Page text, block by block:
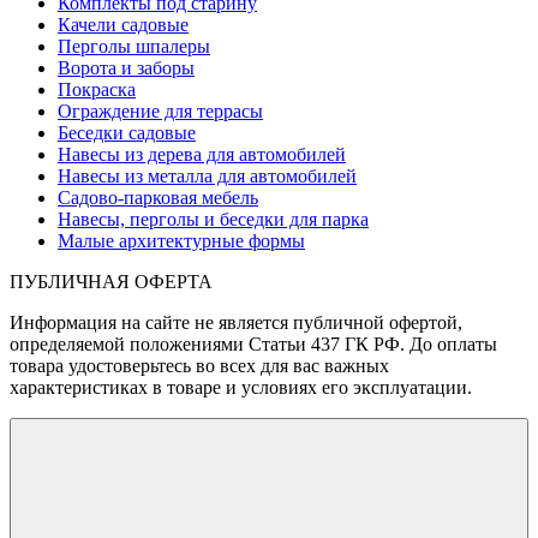
Качели садовые
Перголы шпалеры
Ворота и заборы
Покраска
Ограждение для террасы
Беседки садовые
Навесы из дерева для автомобилей
Навесы из металла для автомобилей
Садово-парковая мебель
Навесы, перголы и беседки для парка
Малые архитектурные формы
ПУБЛИЧНАЯ ОФЕРТА
Информация на сайте не является публичной офертой,
определяемой положениями Статьи 437 ГК РФ. До оплаты
товара удостоверьтесь во всех для вас важных
характеристиках в товаре и условиях его эксплуатации.